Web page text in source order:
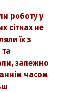
роботу у
сітках не
їх з
та
залежно
часом